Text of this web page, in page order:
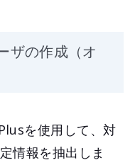
ザの作成（オ
を使用して、対
情報を抽出しま